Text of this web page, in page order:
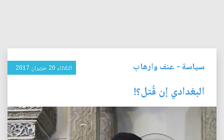
سياسة- عنف وارهاب الثلاثاء 20 حزيران 2017
البغدادي إن قُتل؟!